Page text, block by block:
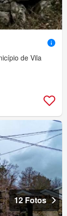
de Vila
12 Fotos